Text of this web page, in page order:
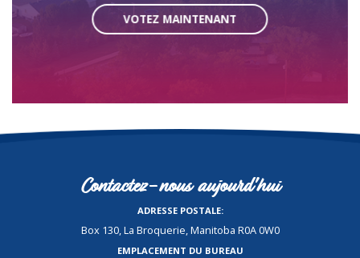
VOTEZ MAINTENANT
Contactez-nous aujourd'hui
ADRESSE POSTALE:
Box 130, La Broquerie, Manitoba R0A 0W0
EMPLACEMENT DU BUREAU